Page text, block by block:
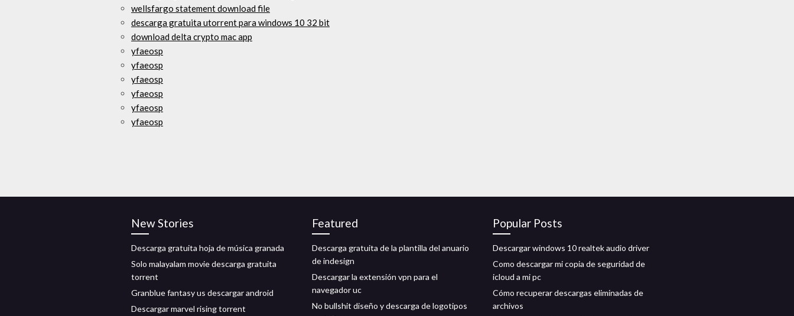
wellsfargo statement download file
descarga gratuita utorrent para windows 10 32 bit
download delta crypto mac app
yfaeosp
yfaeosp
yfaeosp
yfaeosp
yfaeosp
yfaeosp
New Stories
Descarga gratuita hoja de música granada
Solo malayalam movie descarga gratuita
torrent
Granblue fantasy us descargar android
Descargar marvel rising torrent
Featured
Descarga gratuita de la plantilla del anuario
de indesign
Descargar la extensión vpn para el
navegador uc
No bullshit diseño y descarga de logotipos
Popular Posts
Descargar windows 10 realtek audio driver
Como descargar mi copia de seguridad de
icloud a mi pc
Cómo recuperar descargas eliminadas de
archivos